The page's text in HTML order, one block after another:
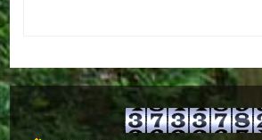
Parents d'élèves
Autres